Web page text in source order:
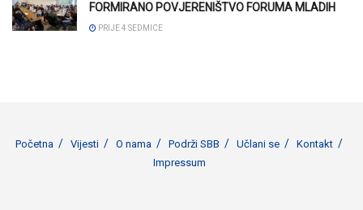
FORMIRANO POVJERENIŠTVO FORUMA MLADIH
PRIJE 4 SEDMICE
Početna Vijesti O nama Podrži SBB Učlani se
Kontakt
Impressum